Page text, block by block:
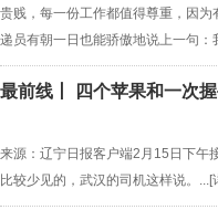
贵贱，每一份工作都值得尊重，因
递员有朝一日也能骄傲地说上一句：
最前线丨 四个苹果和一次
来源：辽宁日报客户端2月15日下午
比较少见的，武汉的司机这样说。...[